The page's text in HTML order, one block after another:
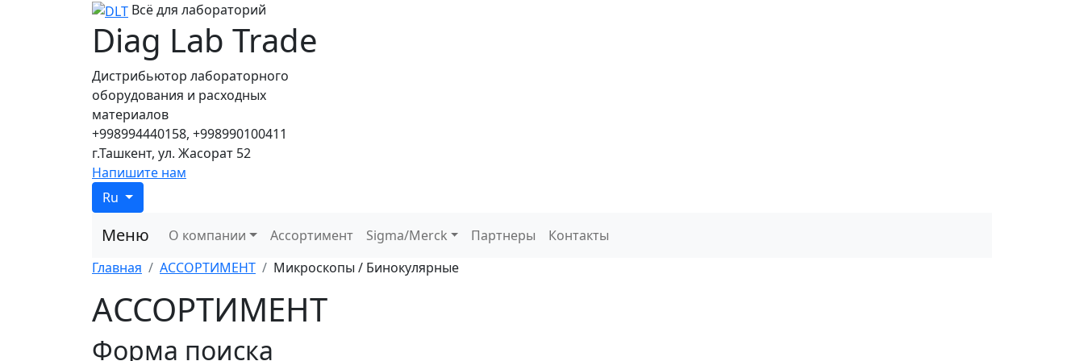
Всё для лабораторий
Diag Lab Trade
Дистрибьютор лабораторного
оборудования и расходных
материалов
+998994440158, +998990100411
г.Ташкент, ул. Жасорат 52
Напишите нам
Ru
Меню О компании Ассортимент Sigma/Merck Партнеры
Контакты
Главная
АССОРТИМЕНТ Микроскопы / Бинокулярные
АССОРТИМЕНТ
Форма поиска